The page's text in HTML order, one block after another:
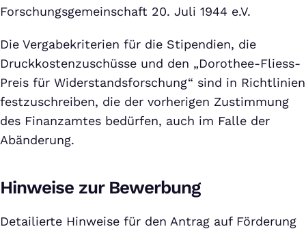
Forschungsgemeinschaft 20. Juli 1944 e.V.
Die Vergabekriterien für die Stipendien, die
Druckkostenzuschüsse und den „Dorothee-Fliess-
Preis für Widerstandsforschung“ sind in Richtlinien
festzuschreiben, die der vorherigen Zustimmung
des Finanzamtes bedürfen, auch im Falle der
Abänderung.
Hinweise zur Bewerbung
Detailierte Hinweise für den Antrag auf Förderung